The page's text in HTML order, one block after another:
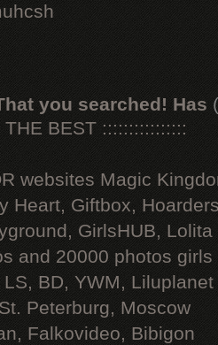
you searched! Has
BEST ::::::::::::::::
websites Magic
Heart, Giftbox,
GirlsHUB, Lolita
and 20000 photos
BD, YWM, Liluplanet
Peterburg, Moscow
Falkovideo, Bibigon